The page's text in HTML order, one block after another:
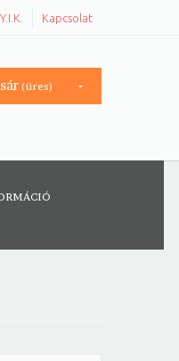
Kapcsolat
(üres)